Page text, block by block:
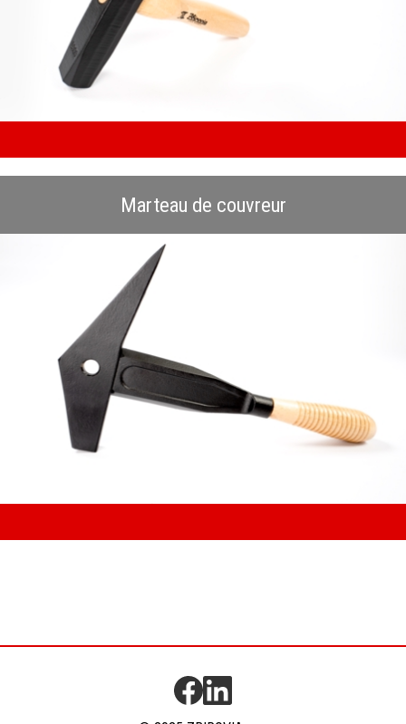
Marteau de couvreur